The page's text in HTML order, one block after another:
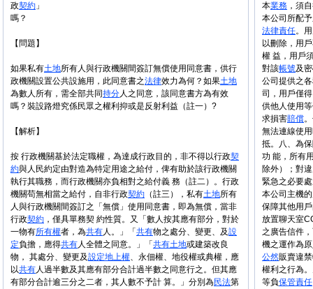
本業務 ，須
本公司所配
法律責任。
以刪除，用
權 益，用戶
對該帳號及
公司提供之
司，用戶僅
供他人使用
求損害賠償
無法連線使
抵。八、為
功 能，所有
除外）；對
緊急之必要
本公司主機
保障其他用
放置聊天室
之廣告信件
機之運作為
公然販賣違
權利之行為
等負保管責任
政契約 」
嗎？
【問題】
如果私有土地所有人與行政機關間簽訂無償使用同意書，供行
政機關設置公共設施用，此同意書之法律效力為何？如果土地
為數人所有，需全部共同持分人之同意，該同意書方為有效
嗎？裝設路燈究係民眾之權利抑或是反射利益（註一）?
【解析】
按 行政機關基於法定職權，為達成行政目的，非不得以行政契
約與人民約定由對造為特定用途之給付，俾有助於該行政機關
執行其職務，而行政機關亦負相對之給付義 務（註二）。行政
機關苟無相當之給付，自非行政契約 （註三），私有土地所有
人與行政機關間簽訂之「無償」使用同意書，即為無償，當非
行政契約 ，僅具單務契 約性質。又「數人按其應有部分，對於
一物有所有權者，為共有人。」「 共有物之處分、變更、及設
定負擔，應得共有人全體之同意。」「 共有土地或建築改良
物， 其處分、變更及設定地上權、永佃權、地役權或典權，應
以共有人過半數及其應有部分合計過半數之同意行之。但其應
有部分合計逾三分之二者，其人數不予計 算。」分別為民法第